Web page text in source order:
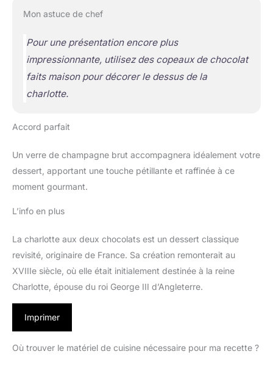
Mon astuce de chef
Pour une présentation encore plus
impressionnante, utilisez des copeaux de chocolat
faits maison pour décorer le dessus de la
charlotte.
Accord parfait
Un verre de champagne brut accompagnera idéalement votre
dessert, apportant une touche pétillante et raffinée à ce
moment gourmant.
L’info en plus
La charlotte aux deux chocolats est un dessert classique
revisité, originaire de France. Sa création remonterait au
XVIIIe siècle, où elle était initialement destinée à la reine
Charlotte, épouse du roi George III d’Angleterre.
Imprimer
Où trouver le matériel de cuisine nécessaire pour ma recette ?